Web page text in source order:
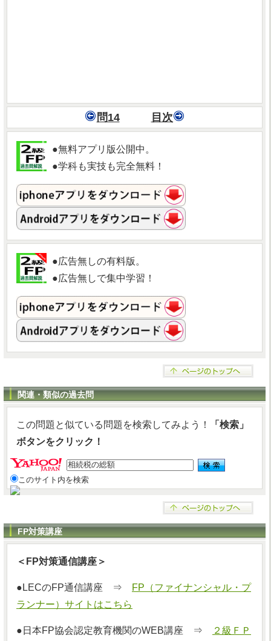
問14 目次
●無料アプリ版公開中。
●学科も実技も完全無料！
●広告無しの有料版。
●広告無しで集中学習！
関連・類似の過去問
この問題と似ている問題を検索してみよう！
「検索」
ボタンをクリック！
このサイト内を検索
FP対策講座
＜FP対策通信講座＞
●LECのFP通信講座 ⇒
FP（ファイナンシャル・プ
ランナー）サイトはこちら
●日本FP協会認定教育機関のWEB講座 ⇒
２級ＦＰ